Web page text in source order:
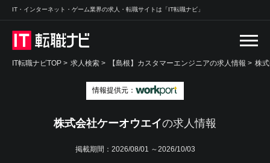
IT・インターネット・ゲーム業界の求人・転職サイトは「IT転職ナビ」
IT転職ナビTOP > 求人検索 > 【島根】カスタマーエンジニアの求人情報 > 株
情報提供元：
株式会社ケーオウエイの求人情報
掲載期間： 2026/08/01 ～2026/10/03